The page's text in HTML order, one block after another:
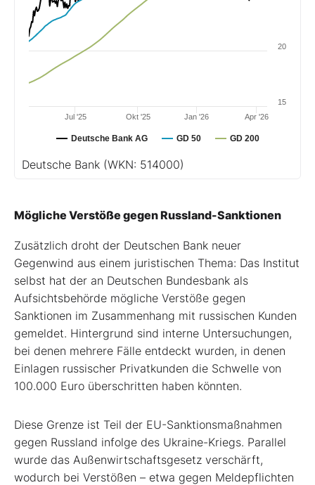
Deutsche Bank AG GD 50 GD 200
Jul '25 Jan '26
Okt '25 Apr '26
15
20
Deutsche Bank (WKN: 514000)
Mögliche Verstöße gegen Russland-Sanktionen
Zusätzlich droht der Deutschen Bank neuer
Gegenwind aus einem juristischen Thema: Das Institut
selbst hat der an Deutschen Bundesbank als
Aufsichtsbehörde mögliche Verstöße gegen
Sanktionen im Zusammenhang mit russischen Kunden
gemeldet. Hintergrund sind interne Untersuchungen,
bei denen mehrere Fälle entdeckt wurden, in denen
Einlagen russischer Privatkunden die Schwelle von
100.000 Euro überschritten haben könnten.
Diese Grenze ist Teil der EU-Sanktionsmaßnahmen
gegen Russland infolge des Ukraine-Kriegs. Parallel
wurde das Außenwirtschaftsgesetz verschärft,
wodurch bei Verstößen – etwa gegen Meldepflichten